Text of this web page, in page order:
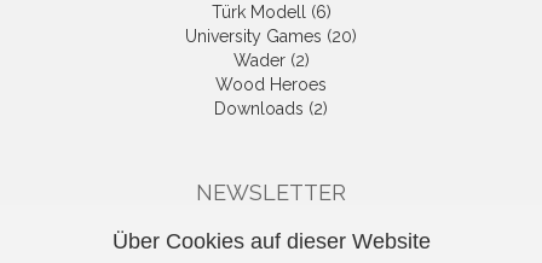
Türk Modell (6)
University Games (20)
Wader (2)
Wood Heroes
Downloads (2)
NEWSLETTER
besten Angebote per E-Mail, damit
Über Cookies auf dieser Website